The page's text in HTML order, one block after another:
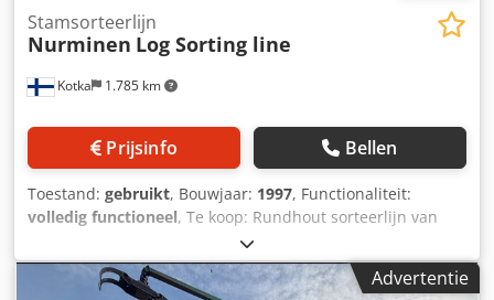
Kotka 1.785 km
Stamsorteerlijn
Nurminen Log Sorting line
Prijsinfo Bellen
Toestand: gebruikt, Bouwjaar: 1997, Functionaliteit:
volledig functioneel, Te koop: Rundhout sorteerlijn van
Nurminen. 40 vakken, Finnos Fusion CU-2 scanner met
röntgen, opnieuw geïnstalleerd in 2022. Snelheid: 100
m/min. Maximale invoerlengte stammen: 6,1 m Minimale
Advertentie